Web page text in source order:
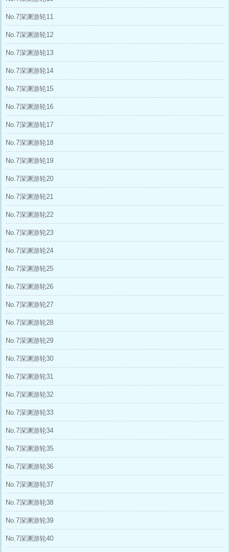
No.7深渊游轮11
No.7深渊游轮12
No.7深渊游轮13
No.7深渊游轮14
No.7深渊游轮15
No.7深渊游轮16
No.7深渊游轮17
No.7深渊游轮18
No.7深渊游轮19
No.7深渊游轮20
No.7深渊游轮21
No.7深渊游轮22
No.7深渊游轮23
No.7深渊游轮24
No.7深渊游轮25
No.7深渊游轮26
No.7深渊游轮27
No.7深渊游轮28
No.7深渊游轮29
No.7深渊游轮30
No.7深渊游轮31
No.7深渊游轮32
No.7深渊游轮33
No.7深渊游轮34
No.7深渊游轮35
No.7深渊游轮36
No.7深渊游轮37
No.7深渊游轮38
No.7深渊游轮39
No.7深渊游轮40